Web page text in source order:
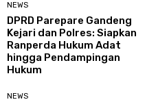
NEWS
DPRD Parepare Gandeng
Kejari dan Polres: Siapkan
Ranperda Hukum Adat
hingga Pendampingan
Hukum
NEWS